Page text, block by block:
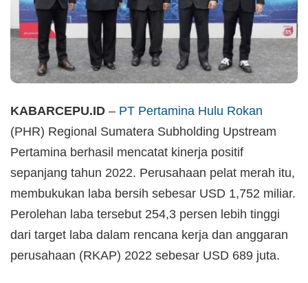
KABARCEPU.ID – PT Pertamina Hulu Rokan
(PHR) Regional Sumatera Subholding Upstream
Pertamina berhasil mencatat kinerja positif
sepanjang tahun 2022. Perusahaan pelat merah itu,
membukukan laba bersih sebesar USD 1,752 miliar.
Perolehan laba tersebut 254,3 persen lebih tinggi
dari target laba dalam rencana kerja dan anggaran
perusahaan (RKAP) 2022 sebesar USD 689 juta.